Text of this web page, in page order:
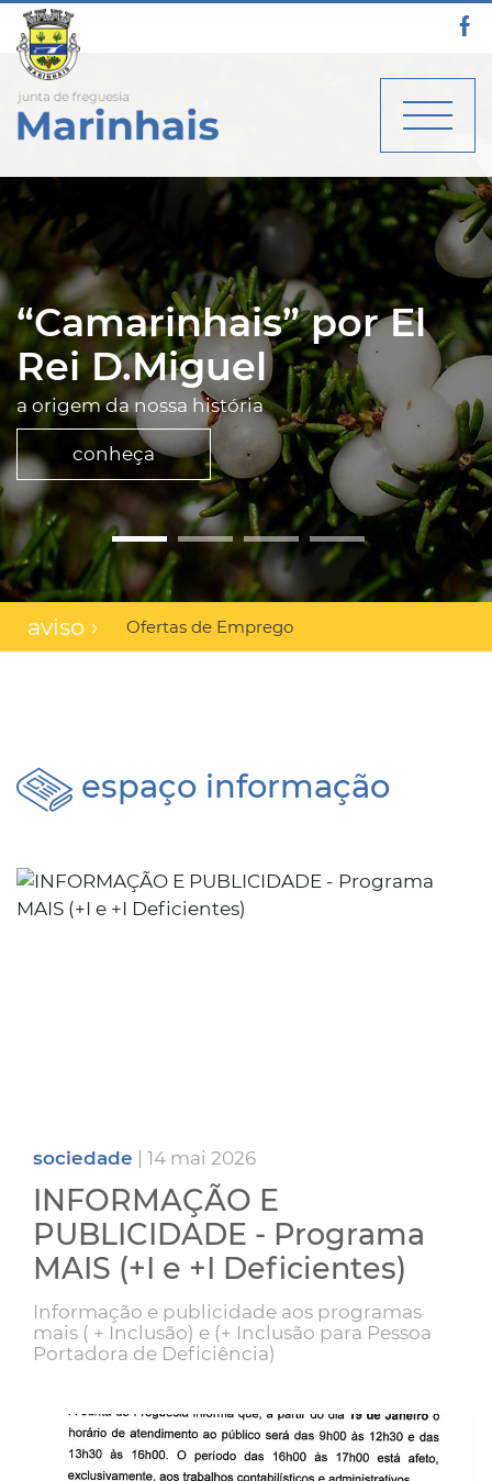
“Camarinhais” por El
Rei D.Miguel
a origem da nossa história
conheça
aviso › Ofertas de Emprego
espaço informação
sociedade | 14 mai 2026
INFORMAÇÃO E
PUBLICIDADE - Programa
MAIS (+I e +I Deficientes)
Informação e publicidade aos programas
mais ( + Inclusão) e (+ Inclusão para Pessoa
Portadora de Deficiência)